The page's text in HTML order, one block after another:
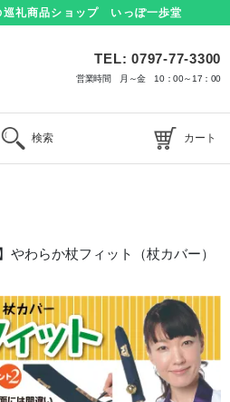
巡礼商品ショップ いっぽ一歩堂
TEL: 0797-77-3300
営業時間 月～金 10：00～17：00
検索 カート
やわらか杖フィット（杖カバー）